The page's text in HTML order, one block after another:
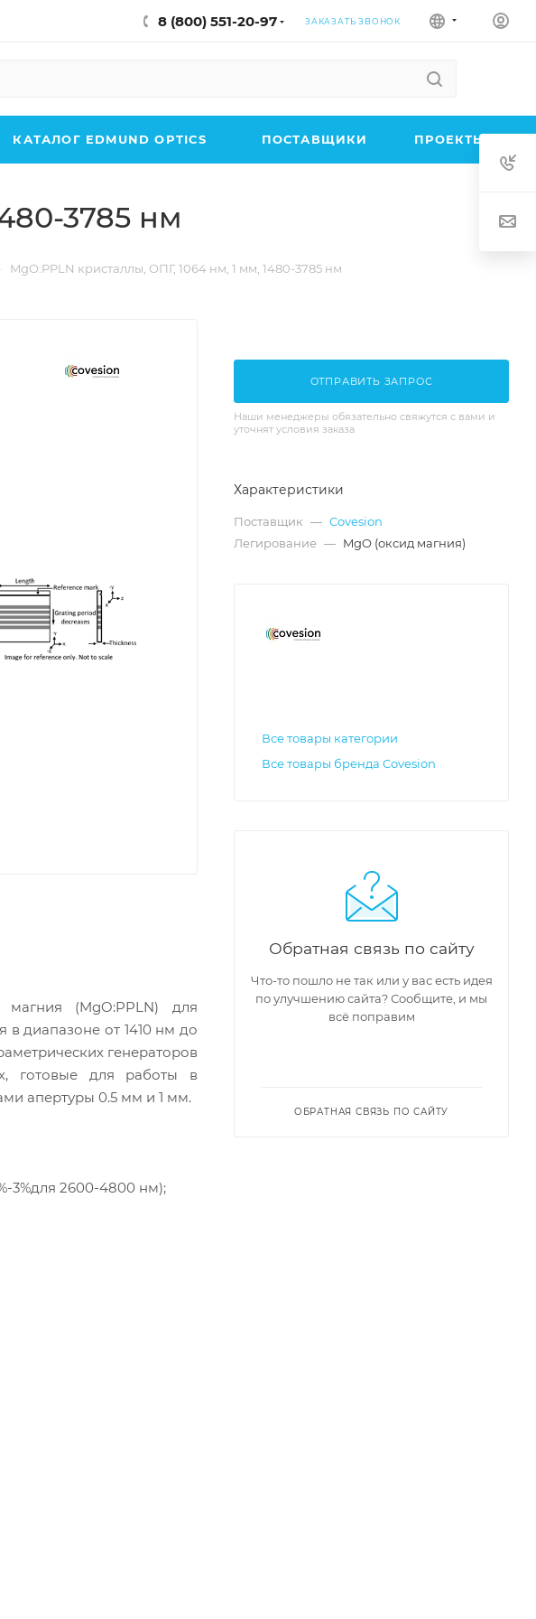
8 (800) 551-20-97 ЗАКАЗАТЬ ЗВОНОК
КАТАЛОГ EDMUND OPTICS ПОСТАВЩИКИ ПРОЕКТЫ
3785 нм
MgO:PPLN кристаллы, ОПГ, 1064 нм, 1 мм, 1480-3785 нм
(MgO:PPLN) для
в диапазоне от 1410 нм до
генераторов
готовые для работы в
апертуры 0.5 мм и 1 мм.
3%для 2600-4800 нм);
ОТПРАВИТЬ ЗАПРОС
Наши менеджеры обязательно свяжутся с вами и
уточнят условия заказа
Характеристики
Поставщик — Covesion
Легирование — MgO (оксид магния)
Все товары категории
Все товары бренда Covesion
Обратная связь по сайту
Что-то пошло не так или у вас есть идея
по улучшению сайта? Сообщите, и мы
всё поправим
ОБРАТНАЯ СВЯЗЬ ПО САЙТУ